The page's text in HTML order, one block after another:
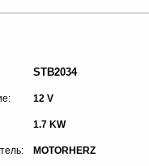
STB2034
12 V
1.7 KW
MOTORHERZ